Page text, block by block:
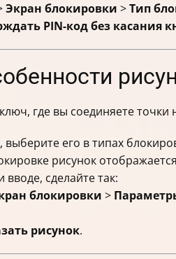
Экран блокировки >Тип
PIN-код без касания
где вы соединяете
его в типах
рисунок
сделайте так:
блокировки >
рисунок.